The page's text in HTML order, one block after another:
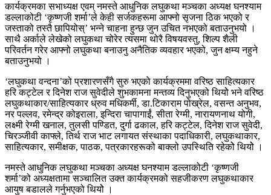
कार्यक्रमका सभाध्यक्ष एवम् नमस्ते आधुनिक लघुकथा मञ्चका अध्यक्ष घनश्याम
डल्लाकोटी ‘कृष्णजी शर्मा’ले केही सर्जकहरूमा आफ्नो सृजना ठिक भएको र
जस्ताको तस्तै छापियोस्’ भन्ने चाहना हुन्छ जुन उचित नभएको बताउनुभयो ।
साथै अर्काले लेखेको लघुकथा चोरेर त्यसमा थोरै विषयवस्तु, शिल्प शैली
परिवर्तन गरेर आफ्नो लघुकथा बनाउनु अनैतिक व्यवहार भएको, जुन क्षम्य नहुने
बताउनुभयो ।
‘लघुकथा वन्दना’को प्रशारणसँगै सुरु भएको कार्यक्रममा वरिष्ठ साहित्यकार
हरि कट्टेल र दिनेश राज सुवेदीले शुभकामना मन्तव्य दिनुभएको थियोे भने वरिष्ठ
लघुकथाकार/साहित्यकार ध्रुव मधिकर्मी, डा.टिकाराम पोख्रेल, वसन्त अनुभव,
नर पल्लव, रमेन्द्र कोइराला, इन्दिरा चापागाईं, सीता रेग्मी, नारायणनाथ योगी,
लक्ष्मी रेग्मी खनाल, तुलसी पण्डित, दुर्गा ढकाल, हरि कट्टेल, दिनेश राज सुवेदी,
चिरञ्जीवी काफ्ले, तिर्थ राज भाट लगायत संस्थाका पदाधिकारी, लघुकथाकार,
साहित्यकार, समीक्षक, पाठक, पत्रकारहरूको बाक्लो उपस्थिति रहेकोे थियोे ।
नमस्ते आधुनिक लघुकथा मञ्चका अध्यक्ष घनश्याम डल्लाकोटी ‘कृष्णजी
शर्मा’को अध्यक्षतामा सञ्चालित उक्त कार्यक्रमको सहजीकरण लघुकथाकार
आयुष बडालले गर्नुभएको थियोे ।